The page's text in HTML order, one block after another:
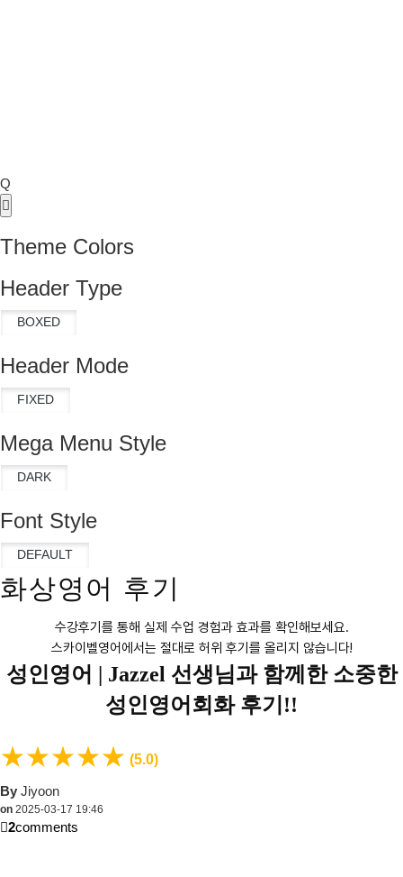
Q
Theme Colors
Header Type
Header Mode
Mega Menu Style
Font Style
화상영어 후기
수강후기를 통해 실제 수업 경험과 효과를 확인해보세요.
스카이벨영어에서는 절대로 허위 후기를 올리지 않습니다!
성인영어 | Jazzel 선생님과 함께한 소중한
성인영어회화 후기!!
★★★★★ (5.0)
By Jiyoon
on 2025-03-17 19:46
2comments